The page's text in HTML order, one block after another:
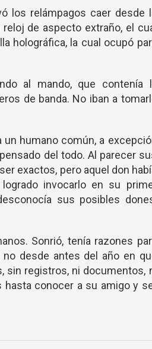
los relámpagos caer desde
de aspecto extraño, el
holográfica, la cual ocupó
al mando, que contenía
de banda. No iban a
humano común, a
del todo. Al parecer
exactos, pero aquel don
invocarlo en su
sus posibles
Sonrió, tenía razones
no desde antes del año en
sin registros, ni documentos,
hasta conocer a su amigo y